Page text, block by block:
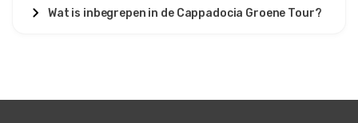
Wat is inbegrepen in de Cappadocia Groene Tour?